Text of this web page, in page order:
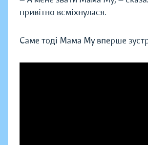
привітно всміхнулася.
Саме тоді Мама Му вперше